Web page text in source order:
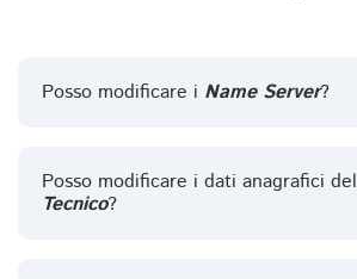
Posso modificare i Name Server?
Posso modificare i dati anagrafici del
Tecnico?